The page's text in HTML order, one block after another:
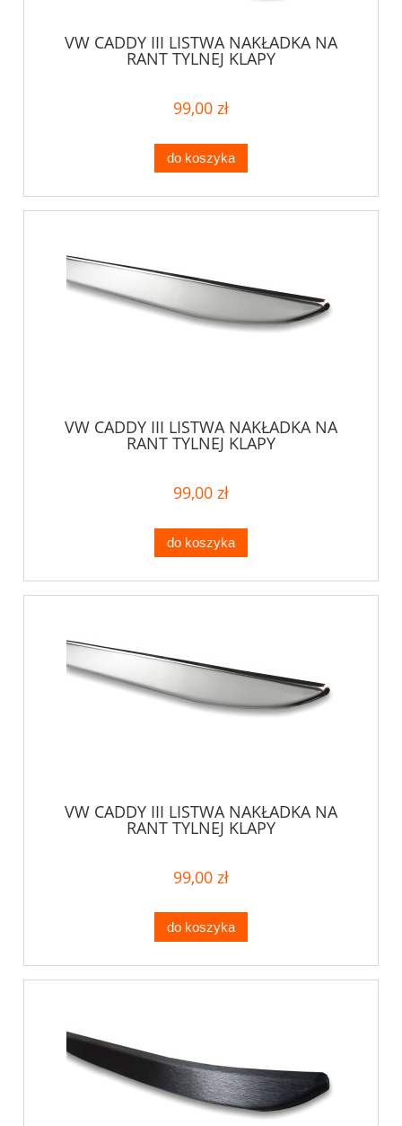
VW CADDY III LISTWA NAKŁADKA NA
RANT TYLNEJ KLAPY
99,00 zł
do koszyka
VW CADDY III LISTWA NAKŁADKA NA
RANT TYLNEJ KLAPY
99,00 zł
do koszyka
VW CADDY III LISTWA NAKŁADKA NA
RANT TYLNEJ KLAPY
99,00 zł
do koszyka